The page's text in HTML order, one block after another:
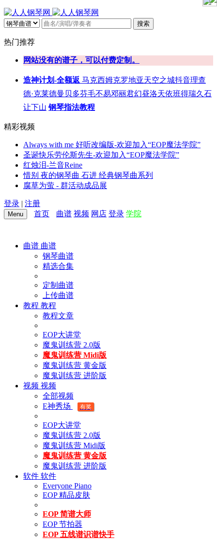
搜索
热门推荐
网站没有的谱子，可以付费定制。
造神计划-全额返 马克西姆克罗地亚天空之城抖音理查
德·克莱德曼 贝多芬毛不易邓丽君幻昼洛天依班得瑞久石
让下山 钢琴指法教程
精彩视频
Always with me 好听改编版-欢迎加入“EOP魔法学院”
圣诞快乐劳伦斯先生-欢迎加入“EOP魔法学院”
红烛泪-兰音Reine
惜别 夜的钢琴曲 石进 经典钢琴曲系列
腐草为萤 - 群活动成品展
登录 | 注册
Menu 首页 曲谱 视频 网店 登录 学院
曲谱 曲谱
钢琴曲谱
精选合集
定制曲谱
上传曲谱
教程 教程
教程文章
EOP大讲堂
魔鬼训练营 2.0版
魔鬼训练营 Midi版
魔鬼训练营 黄金版
魔鬼训练营 进阶版
视频 视频
全部视频
E神秀场
有奖
EOP大讲堂
魔鬼训练营 2.0版
魔鬼训练营 Midi版
魔鬼训练营 黄金版
魔鬼训练营 进阶版
软件 软件
Everyone Piano
EOP 精品皮肤
EOP 简谱大师
EOP 节拍器
EOP 五线谱识谱快手